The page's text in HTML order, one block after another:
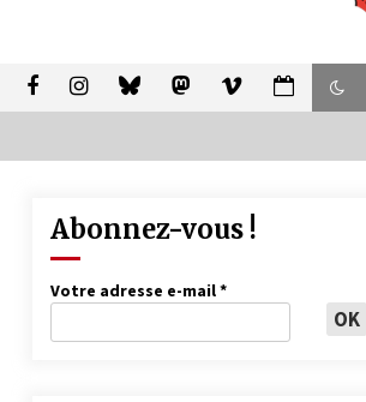
Abonnez-vous !
Votre adresse e-mail*